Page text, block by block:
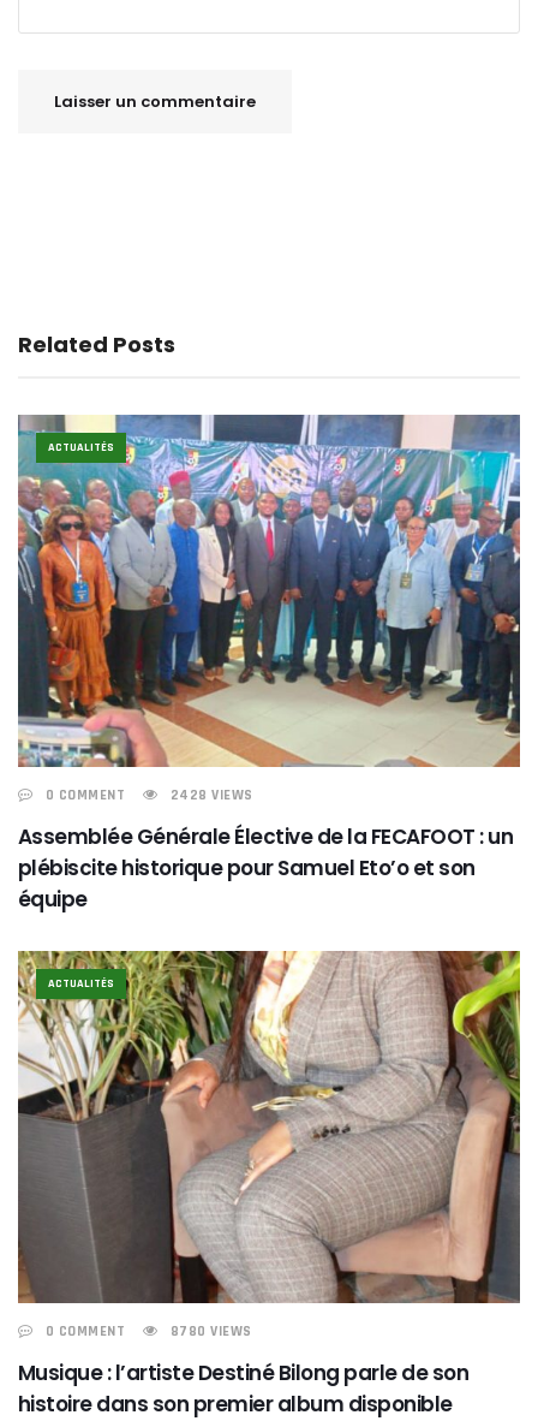
Related Posts
ACTUALITÉS
0 COMMENT 2428 VIEWS
Assemblée Générale Élective de la FECAFOOT : un
plébiscite historique pour Samuel Eto’o et son
équipe
ACTUALITÉS
0 COMMENT 8780 VIEWS
Musique : l’artiste Destiné Bilong parle de son
histoire dans son premier album disponible